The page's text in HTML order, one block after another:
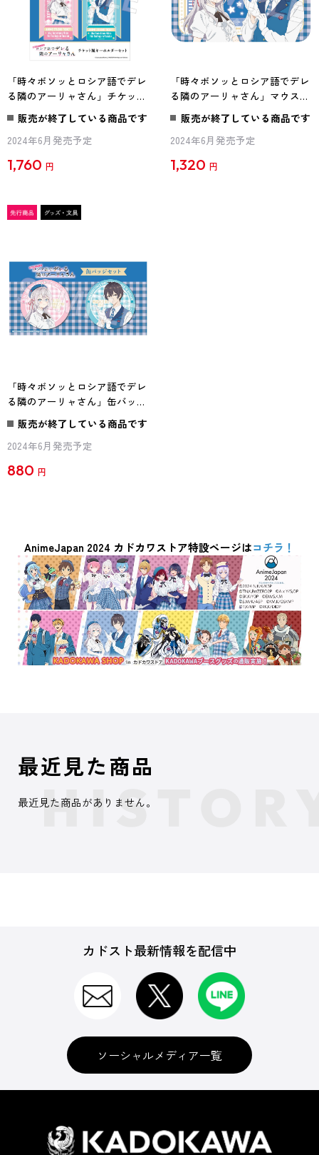
「時々ボソッとロシア語でデレ
る隣のアーリャさん」チケット
風キーホルダー STUDIO CAST
ver.
販売が終了している商品です
2024年6月発売予定
1,760 円
「時々ボソッとロシア語でデレ
る隣のアーリャさん」マウスパ
ッド STUDIO CAST ver.
販売が終了している商品です
2024年6月発売予定
1,320 円
「時々ボソッとロシア語でデレ
る隣のアーリャさん」缶バッジ
セット STUDIO CAST ver.
販売が終了している商品です
2024年6月発売予定
880 円
AnimeJapan 2024 カドカワストア特設ページはコチラ！
最近見た商品
最近見た商品がありません。
カドスト最新情報を配信中
ソーシャルメディア一覧